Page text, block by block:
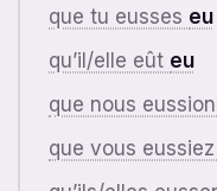
que tu eusses eu
qu’il/elle eût eu
que nous
que vous eussiez